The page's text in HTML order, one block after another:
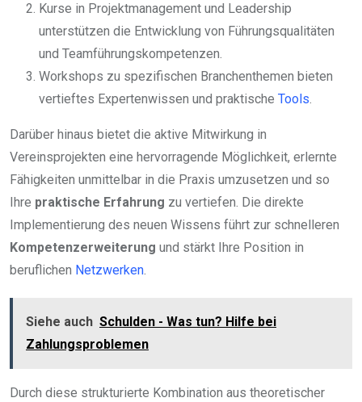
Kurse in Projektmanagement und Leadership
unterstützen die Entwicklung von Führungsqualitäten
und Teamführungskompetenzen.
Workshops zu spezifischen Branchenthemen bieten
vertieftes Expertenwissen und praktische Tools.
Darüber hinaus bietet die aktive Mitwirkung in
Vereinsprojekten eine hervorragende Möglichkeit, erlernte
Fähigkeiten unmittelbar in die Praxis umzusetzen und so
Ihre praktische Erfahrung zu vertiefen. Die direkte
Implementierung des neuen Wissens führt zur schnelleren
Kompetenzerweiterung und stärkt Ihre Position in
beruflichen Netzwerken.
Siehe auch Schulden - Was tun? Hilfe bei
Zahlungsproblemen
Durch diese strukturierte Kombination aus theoretischer